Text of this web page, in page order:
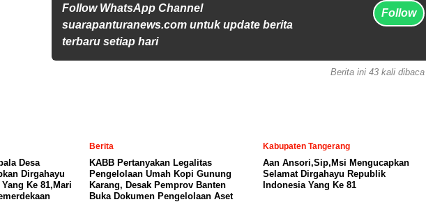
Follow WhatsApp Channel
suarapanturanews.com untuk update berita
terbaru setiap hari
Follow
Berita ini 43 kali dibaca
Desa
Dirgahayu
Ke 81,Mari
Berita
KABB Pertanyakan Legalitas
Pengelolaan Umah Kopi Gunung
Karang, Desak Pemprov Banten
Buka Dokumen Pengelolaan Aset
Kabupaten Tangerang
Aan Ansori,Sip,Msi Mengucapkan
Selamat Dirgahayu Republik
Indonesia Yang Ke 81